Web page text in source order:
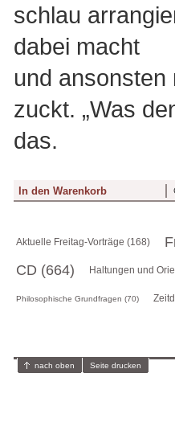
schlau
dabei macht
und ansonsten
zuckt. „Was
das.
Aktuelle Freitag-Vorträge (168)
CD (664)
Haltungen und
Philosophische Grundfragen (70)
nach oben Seite drucken